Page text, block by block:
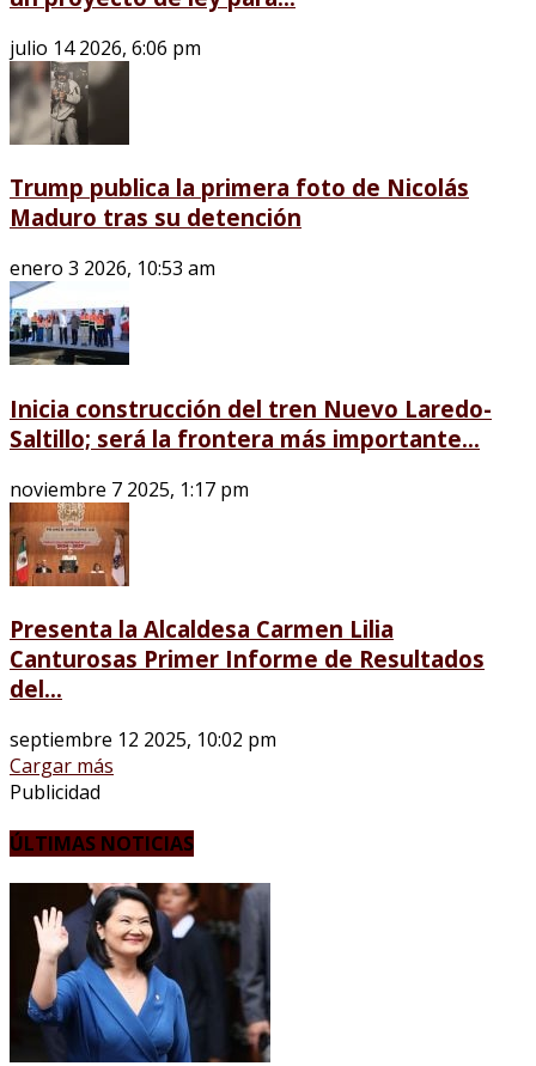
julio 14 2026, 6:06 pm
Trump publica la primera foto de Nicolás
Maduro tras su detención
enero 3 2026, 10:53 am
Inicia construcción del tren Nuevo Laredo-
Saltillo; será la frontera más importante...
noviembre 7 2025, 1:17 pm
Presenta la Alcaldesa Carmen Lilia
Canturosas Primer Informe de Resultados
del...
septiembre 12 2025, 10:02 pm
Cargar más
Publicidad
ÚLTIMAS NOTICIAS